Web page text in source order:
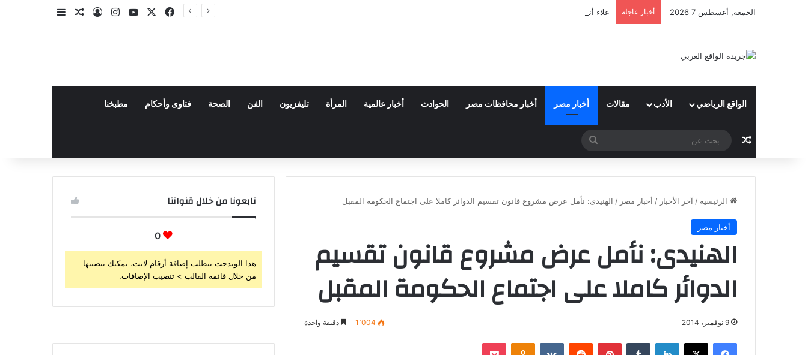
الجمعة, أغسطس 7 2026 أخبار عاجلة علاء أنور : شعبة الهندسة الكيميائية والنووية تعرف التنافس ولا تعرف الصراعات فيسبوك ‫YouTube
انستقرامتسجيل الدخول
مقال عشوائي
إضافة عمود
الواقع الرياضي الأدب مقالات أخبار مصر أخبار محافظات مصر الحوادث أخبار عالمية المرأة تليفزيون الفن الصحة فتاوى وأحكام مطبخنا
مقال عشوائي
بحث
عن
الرئيسية / آخر الأخبار / أخبار مصر / الهنيدى: نأمل عرض مشروع قانون تقسيم الدوائر كاملا على اجتماع الحكومة المقبل
أخبار مصر
الهنيدى: نأمل عرض مشروع قانون تقسيم
الدوائر كاملا على اجتماع الحكومة المقبل
9 نوفمبر، 2014 1٬004 دقيقة واحدة
فيسبوك ‫X لينكدإن بينتيريست Odnoklassniki
‫Pocket
تابعونا من خلال قنواتنا
0
هذا الويدجت يتطلب إضافة أرقام لايت، يمكنك تنصيبها
من خلال قائمة القالب > تنصيب الإضافات.